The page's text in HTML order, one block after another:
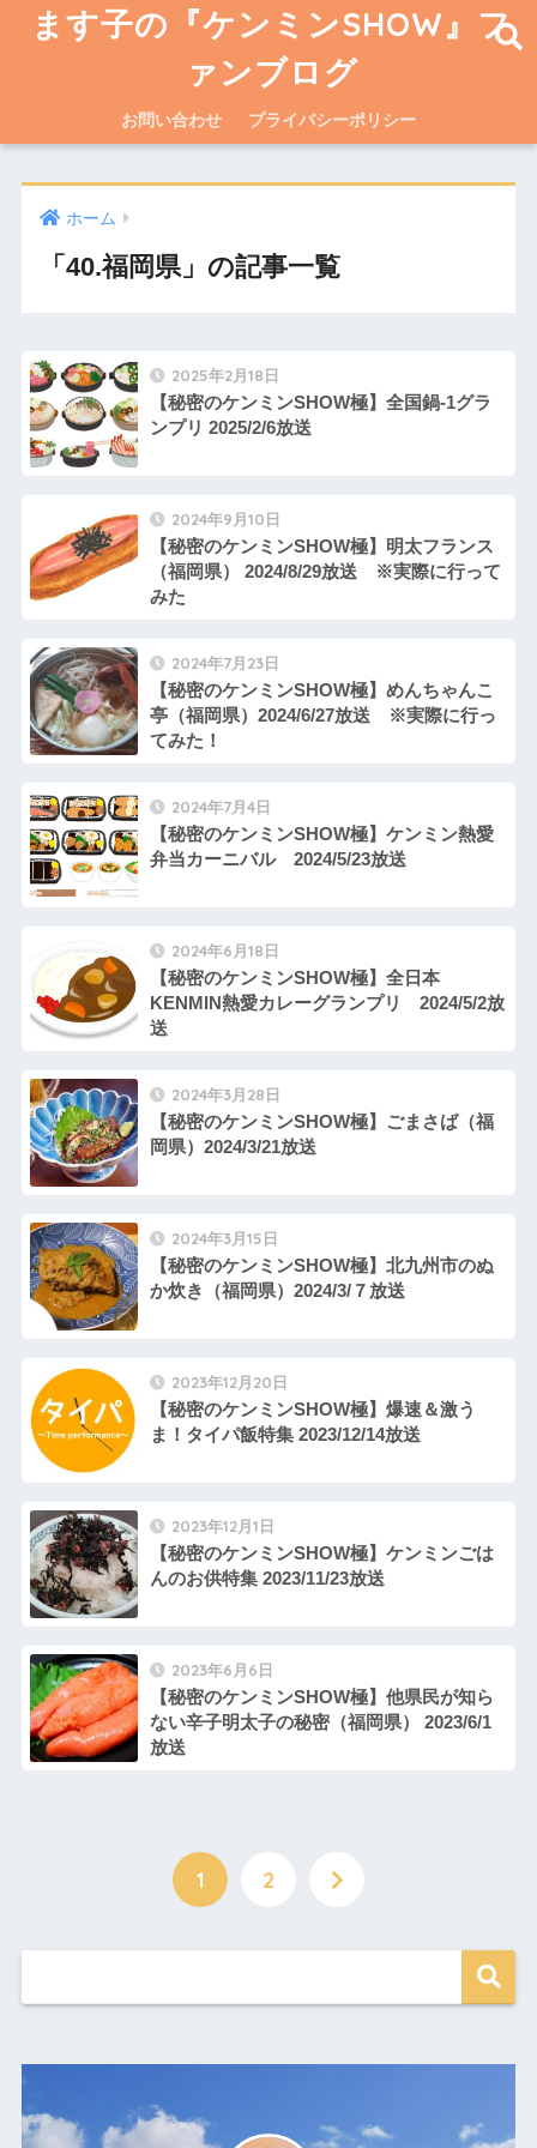
ます子の『ケンミンSHOW』フ
ァンブログ
お問い合わせ プライバシーポリシー
ホーム
「40.福岡県」の記事一覧
2025年2月18日
【秘密のケンミンSHOW極】全国鍋-1グラ
ンプリ 2025/2/6放送
2024年9月10日
【秘密のケンミンSHOW極】明太フランス
（福岡県） 2024/8/29放送 ※実際に行って
みた
2024年7月23日
【秘密のケンミンSHOW極】めんちゃんこ
亭（福岡県）2024/6/27放送 ※実際に行っ
てみた！
2024年7月4日
【秘密のケンミンSHOW極】ケンミン熱愛
弁当カーニバル 2024/5/23放送
2024年6月18日
【秘密のケンミンSHOW極】全日本
KENMIN熱愛カレーグランプリ 2024/5/2放
送
2024年3月28日
【秘密のケンミンSHOW極】ごまさば（福
岡県）2024/3/21放送
2024年3月15日
【秘密のケンミンSHOW極】北九州市のぬ
か炊き（福岡県）2024/3/７放送
2023年12月20日
【秘密のケンミンSHOW極】爆速＆激う
ま！タイパ飯特集 2023/12/14放送
2023年12月1日
【秘密のケンミンSHOW極】ケンミンごは
んのお供特集 2023/11/23放送
2023年6月6日
【秘密のケンミンSHOW極】他県民が知ら
ない辛子明太子の秘密（福岡県） 2023/6/1
放送
1 2